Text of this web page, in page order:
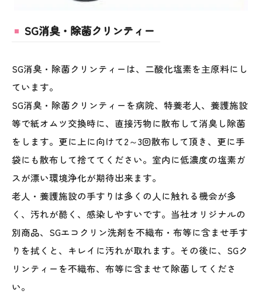
SG消臭・除菌クリンティー
SG消臭・除菌クリンティーは、二酸化塩素を主原料にし
ています｡
SG消臭・除菌クリンティーを病院、特養老人、養護施設
等で紙オムツ交換時に、直接汚物に散布して消臭し除菌
をします。更に上に向けて2～3回散布して頂き、更に手
袋にも散布して捨ててください。室内に低濃度の塩素ガ
スが漂い環境浄化が期待出来ます。
老人・養護施設の手すりは多くの人に触れる機会が多
く、汚れが酷く、感染しやすいです。当社オリジナルの
別商品、SGエコクリン洗剤を不織布・布等に含ませ手す
りを拭くと、キレイに汚れが取れます。その後に、SGク
リンティーを不織布、布等に含ませて除菌してくださ
い。